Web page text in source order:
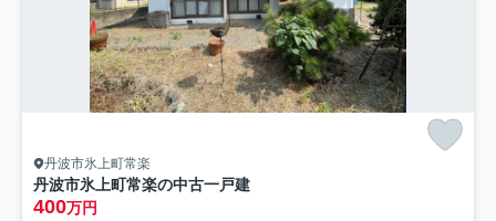
丹波市氷上町常楽
丹波市氷上町常楽の中古一戸建
400万円